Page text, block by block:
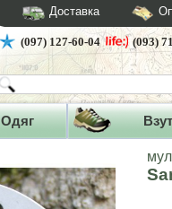
Доставка
(097) 127-60-04 (093)
Одяг